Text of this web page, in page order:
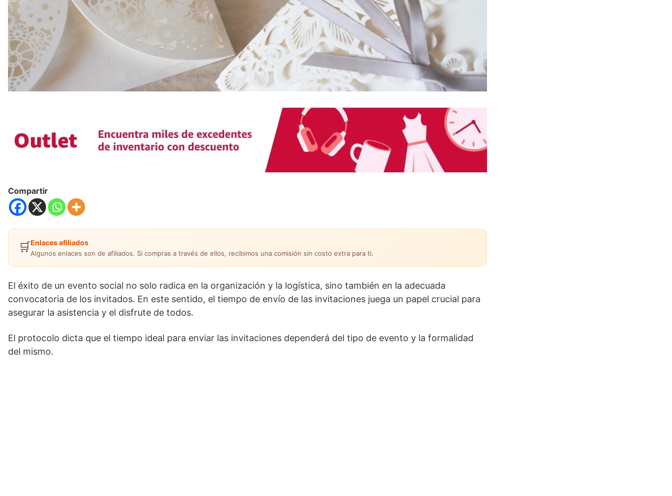
Compartir
🛒Enlaces afiliados
Algunos enlaces son de afiliados. Si compras a través de ellos, recibimos una comisión sin costo extra para ti.
El éxito de un evento social no solo radica en la organización y la logística, sino también en la adecuada
convocatoria de los invitados. En este sentido, el tiempo de envío de las invitaciones juega un papel crucial para
asegurar la asistencia y el disfrute de todos.
El protocolo dicta que el tiempo ideal para enviar las invitaciones dependerá del tipo de evento y la formalidad
del mismo.